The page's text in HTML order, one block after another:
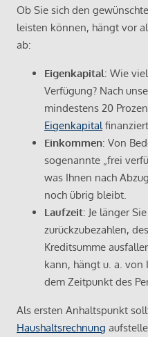
Ob Sie sich den
leisten können, hängt vor
ab:
Eigenkapital: Wie
Verfügung? Nach
mindestens 20
Eigenkapital
Einkommen: Von
sogenannte „frei
was Ihnen nach
noch übrig bleibt.
Laufzeit: Je länger
zurückzubezahlen,
Kreditsumme
kann, hängt u. a. von
dem Zeitpunkt des
Als ersten Anhaltspunkt
Haushaltsrechnung